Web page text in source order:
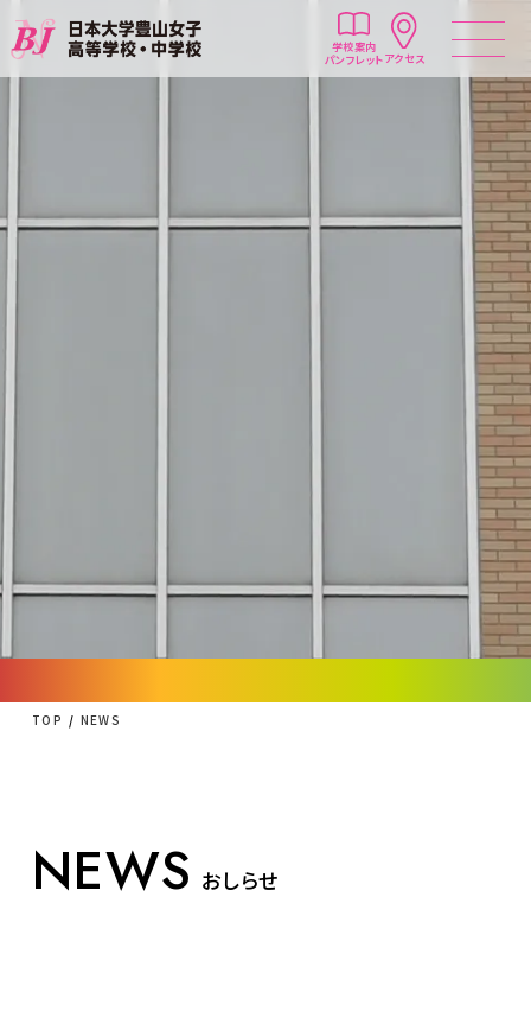
学校案内
パンフレットアクセス
TOP NEWS
NEWS おしらせ